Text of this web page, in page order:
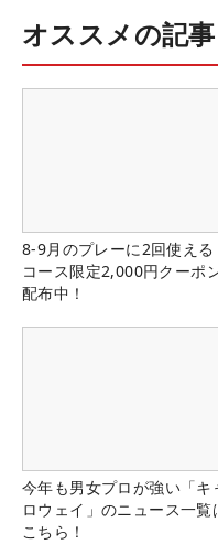
オススメの記事
8-9月のプレーに2回使える
コース限定2,000円クーポ
配布中！
今年も男女プロが強い「キ
ロウェイ」のニュース一覧
こちら！